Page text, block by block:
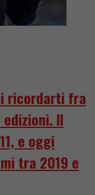
ricordarti fra
Il
e oggi
tra 2019 e